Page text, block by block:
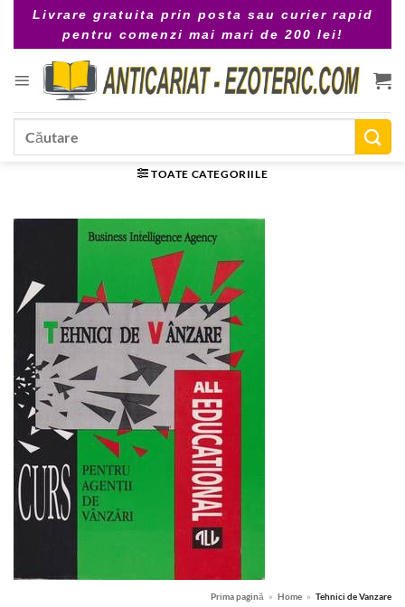
Livrare gratuita prin posta sau curier rapid
pentru comenzi mai mari de 200 lei!
Caută
TOATE CATEGORIILE
Prima pagină » Home » Tehnici de Vanzare